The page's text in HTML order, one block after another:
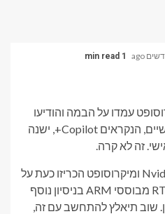
1 min read
עמדו על הבמה והודיעו
שהדור הבא של מחשבים אישיים, הנקראים Copilot+, ישנה
זה לא קרה.
הרצה קדימה לשנת 2026. Nvidia ומיקרוסופט הכריזו כעת על
קו דומה של מחשבי RTX Spark מבוססי ARM בניסיון נוסף
שוב תיאלץ להתחשב עם זה,